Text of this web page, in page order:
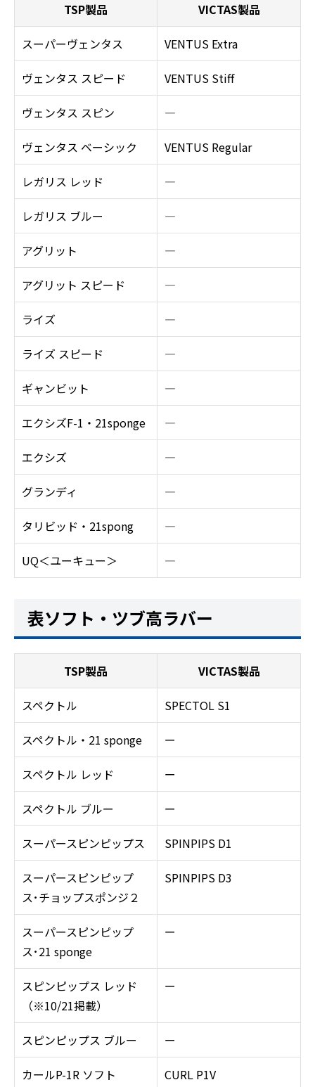
TSP製品 VICTAS製品
スーパーヴェンタス VENTUS Extra
ヴェンタス スピード VENTUS Stiff
ヴェンタス スピン ―
ヴェンタス ベーシック VENTUS Regular
レガリス レッド ―
レガリス ブルー ―
アグリット ―
アグリット スピード ―
ライズ ―
ライズ スピード ―
ギャンビット ―
エクシズF-1・21sponge ―
エクシズ ―
グランディ ―
タリビッド・21spong ―
UQ＜ユーキュー＞ ―
表ソフト・ツブ高ラバー
TSP製品 VICTAS製品
スペクトル SPECTOL S1
スペクトル・21 sponge ー
スペクトル レッド ー
スペクトル ブルー ー
スーパースピンピップス SPINPIPS D1
スーパースピンピップ
ス･チョップスポンジ２
SPINPIPS D3
スーパースピンピップ
ス･21 sponge
ー
スピンピップス レッド
（※10/21掲載）
ー
スピンピップス ブルー ー
カールP-1R ソフト
CURL P1V